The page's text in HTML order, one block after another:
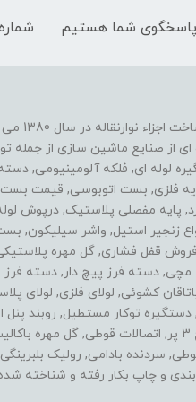
صنایع ماشین سازی از جمله تولید
لوله ای, فلکه آلومینیومی,
فلزی, بست اتوبوسی, قیمت
پایه مفصلی پلاستیک, درپوش
زنجیر استیل, واشر
فروش قفل فشاری, گل مهره
دسته فرز پیچ دار, دسته فرز
کشوئی, لولای فلزی, لولای
توکار مستطیل, روبند پنل
دستگیره باکالیت, گل مهره سه پر, گل پیچ 3 پر,
سردنده قوطی, سردنده بادامی, رولیک
و چاپ بکار رفته و شناخته